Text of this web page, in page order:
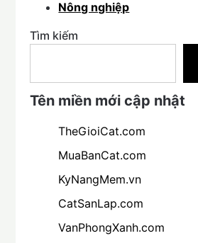
Nông nghiệp
Tìm kiếm
Tên miền mới cập nhật
TheGioiCat.com
MuaBanCat.com
KyNangMem.vn
CatSanLap.com
VanPhongXanh.com